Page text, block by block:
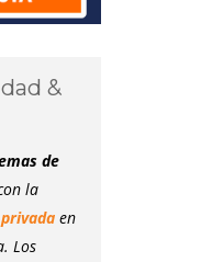
&
de
la
en
Los